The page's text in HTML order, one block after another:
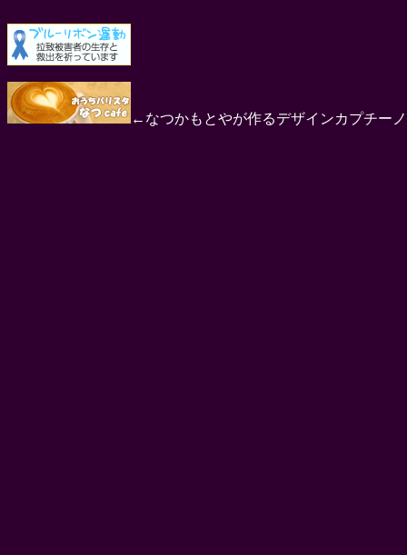
←なつかもとやが作るデザインカプチー